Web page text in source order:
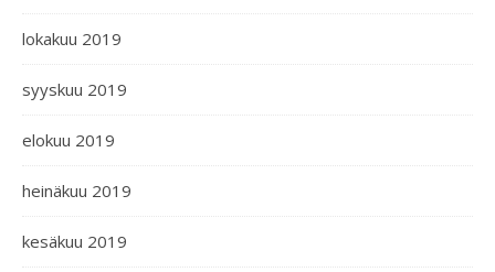
lokakuu 2019
syyskuu 2019
elokuu 2019
heinäkuu 2019
kesäkuu 2019